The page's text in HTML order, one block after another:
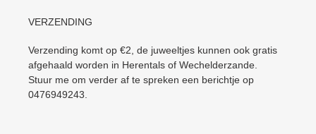
VERZENDING
Verzending komt op €2, de juweeltjes kunnen ook gratis
afgehaald worden in Herentals of Wechelderzande.
Stuur me om verder af te spreken een berichtje op
0476949243.